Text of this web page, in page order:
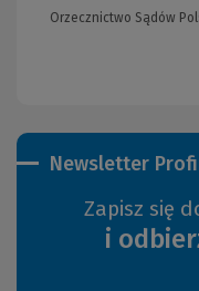
Newsletter
Zapisz się
i
Orzecznictwo Sądów